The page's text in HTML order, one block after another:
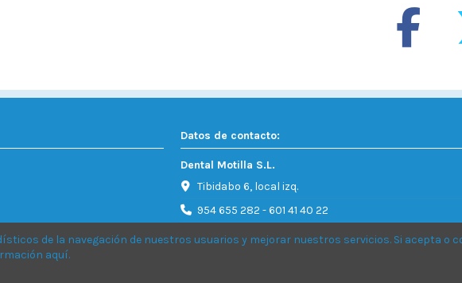
Datos de contacto:
Dental Motilla S.L.
Tibidabo 6, local izq.
954 655 282 - 601 41 40 22
Info@dentalmotilla.es
de la navegación de nuestros usuarios y mejorar nuestros servicios. Si acepta o
aquí.